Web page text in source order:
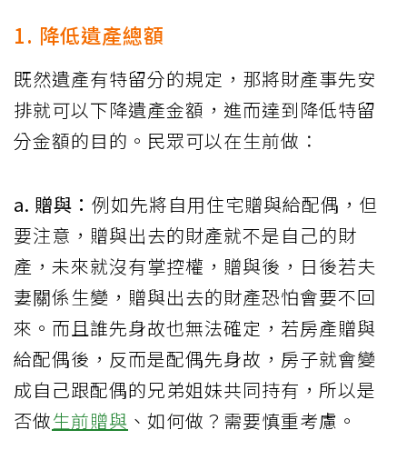
1. 降低遺產總額
既然遺產有特留分的規定，那將財產事先安
排就可以下降遺產金額，進而達到降低特留
分金額的目的。民眾可以在生前做：
a. 贈與： 例如先將自用住宅贈與給配偶，但
要注意，贈與出去的財產就不是自己的財
產，未來就沒有掌控權，贈與後，日後若夫
妻關係生變，贈與出去的財產恐怕會要不回
來。而且誰先身故也無法確定，若房產贈與
給配偶後，反而是配偶先身故，房子就會變
成自己跟配偶的兄弟姐妹共同持有，所以是
否做生前贈與 、如何做？需要慎重考慮。